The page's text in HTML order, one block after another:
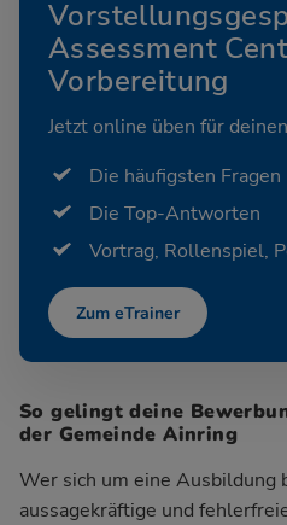
Assessment
Vorbereitung
Jetzt online üben für
Die häufigsten Fragen
Die Top-Antworten
Vortrag, Rollenspiel,
Zum eTrainer
So gelingt deine
der Gemeinde Ainring
Wer sich um eine Ausbildung
aussagekräftige und